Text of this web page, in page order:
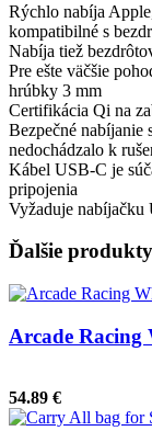
Rýchlo nabíja
kompatibilné s
Nabíja tiež
Pre ešte väčšie
hrúbky 3 mm
Certifikácia Qi na
Bezpečné nabíjanie
nedochádzalo k
Kábel USB-C je
pripojenia
Vyžaduje
Ďalšie
Arcade Racing
54.89 €